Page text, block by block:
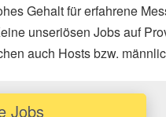
Gehalt für erfahrene
unseriösen Jobs auf
auch Hosts bzw.
Jobs